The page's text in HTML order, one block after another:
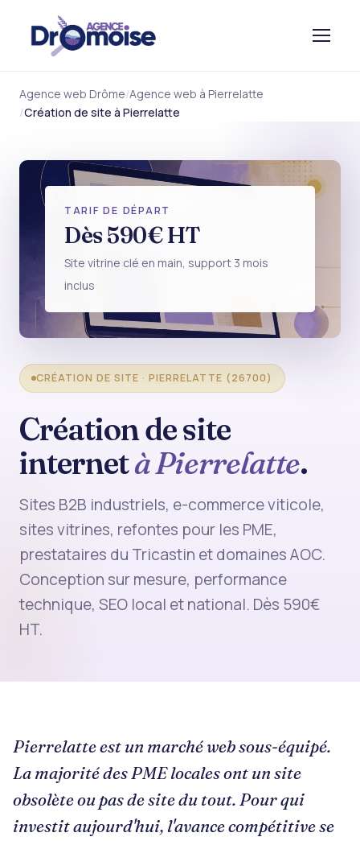
Agence web Drôme Agence web à Pierrelatte
Création de site à Pierrelatte
CRÉATION DE SITE · PIERRELATTE (26700)
Création de site
internetà Pierrelatte.
Sites B2B industriels, e-commerce viticole,
sites vitrines, refontes pour les PME,
prestataires du Tricastin et domaines AOC.
Conception sur mesure, performance
technique, SEO local et national. Dès 590€
HT.
Pierrelatte
CRÉATION DE SITE
TARIF DE DÉPART
Dès 590€ HT
Site vitrine clé en main, support 3 mois
inclus
Pierrelatte est un marché web sous-équipé.
La majorité des PME locales ont un site
obsolète ou pas de site du tout. Pour qui
investit aujourd'hui, l'avance compétitive se